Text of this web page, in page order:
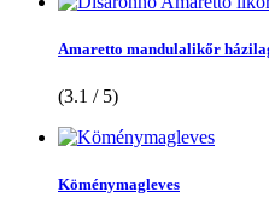
Amaretto mandulalikőr
(3.1 / 5)
Köménymagleves